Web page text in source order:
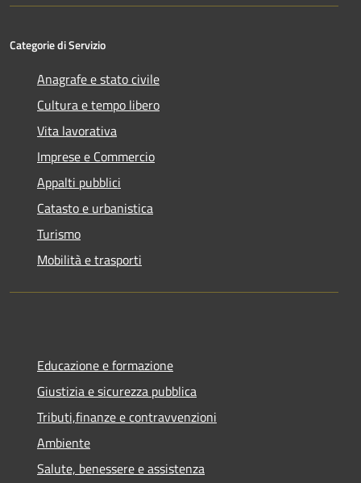
Categorie di Servizio
Anagrafe e stato civile
Cultura e tempo libero
Vita lavorativa
Imprese e Commercio
Appalti pubblici
Catasto e urbanistica
Turismo
Mobilità e trasporti
Educazione e formazione
Giustizia e sicurezza pubblica
Tributi,finanze e contravvenzioni
Ambiente
Salute, benessere e assistenza